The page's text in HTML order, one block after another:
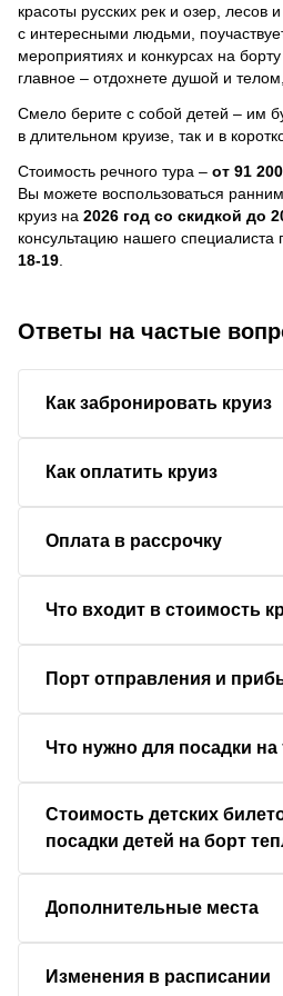
красоты русских рек и озер, лесов
с интересными людьми,
мероприятиях и конкурсах на
главное – отдохнете душой и
Смело берите с собой детей – им
в длительном круизе, так и в
Стоимость речного тура – от 91
Вы можете воспользоваться
круиз на 2026 год со скидкой до
консультацию нашего специалиста
18-19
Ответы на частые
Как забронировать круиз
Как оплатить круиз
Оплата в рассрочку
Что входит в стоимость
Порт отправления и
Что нужно для посадки на
Стоимость детских
посадки детей на борт
Дополнительные места
Изменения в расписании